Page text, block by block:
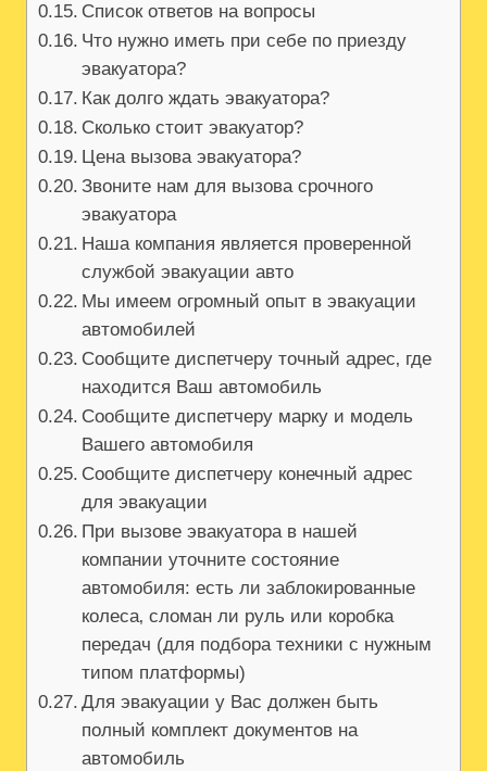
Список ответов на вопросы
Что нужно иметь при себе по приезду
эвакуатора?
Как долго ждать эвакуатора?
Сколько стоит эвакуатор?
Цена вызова эвакуатора?
Звоните нам для вызова срочного
эвакуатора
Наша компания является проверенной
службой эвакуации авто
Мы имеем огромный опыт в эвакуации
автомобилей
Сообщите диспетчеру точный адрес‚ где
находится Ваш автомобиль
Сообщите диспетчеру марку и модель
Вашего автомобиля
Сообщите диспетчеру конечный адрес
для эвакуации
При вызове эвакуатора в нашей
компании уточните состояние
автомобиля: есть ли заблокированные
колеса‚ сломан ли руль или коробка
передач (для подбора техники с нужным
типом платформы)
Для эвакуации у Вас должен быть
полный комплект документов на
автомобиль